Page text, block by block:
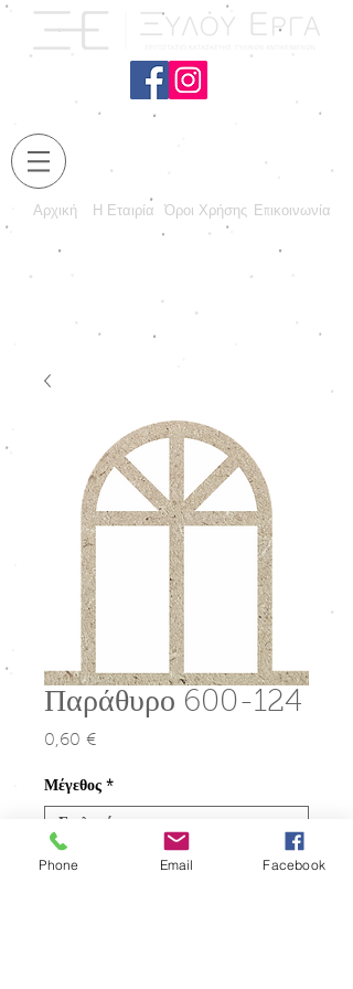
Αρχική Η Εταιρία Όροι Χρήσης Επικοινωνία
Παράθυρο 600-124
0,60 €Τιμή
Μέγεθος *
Ποσότητα
Phone Email Facebook